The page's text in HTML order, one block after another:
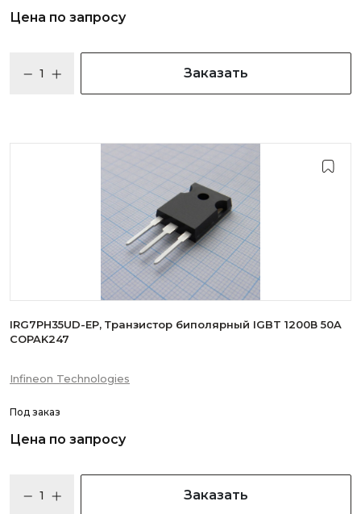
Цена по запросу
Заказать
IRG7PH35UD-EP, Транзистор биполярный IGBT 1200В 50A
COPAK247
Infineon Technologies
Под заказ
Цена по запросу
Заказать